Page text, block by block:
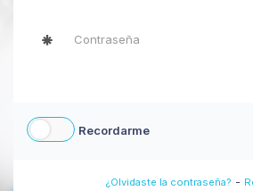
Recordarme
¿Olvidaste la contraseña? -